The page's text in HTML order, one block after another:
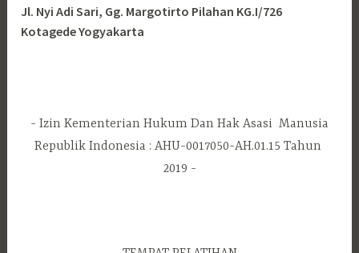
Jl. Nyi Adi Sari, Gg. Margotirto Pilahan KG.I/726
Kotagede Yogyakarta
Izin Kementerian Hukum Dan Hak Asasi Manusia
Republik Indonesia : AHU-0017050-AH.01.15 Tahun
2019